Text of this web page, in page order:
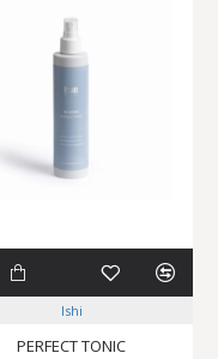
Ishi
PERFECT TONIC